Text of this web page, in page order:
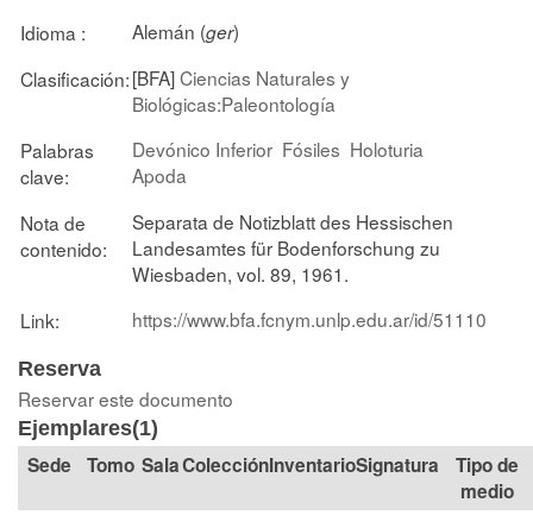
Idioma :
Alemán (ger)
Clasificación:[BFA]Ciencias Naturales y
Biológicas:Paleontología
Palabras
clave:
Devónico Inferior Fósiles Holoturia
Apoda
Nota de
contenido:
Separata de Notizblatt des Hessischen
Landesamtes für Bodenforschung zu
Wiesbaden, vol. 89, 1961.
Link:
https://www.bfa.fcnym.unlp.edu.ar/id/51110
Reserva
Reservar este documento
Ejemplares(1)
Tomo SalaColección Signatura
Tipo de
medio